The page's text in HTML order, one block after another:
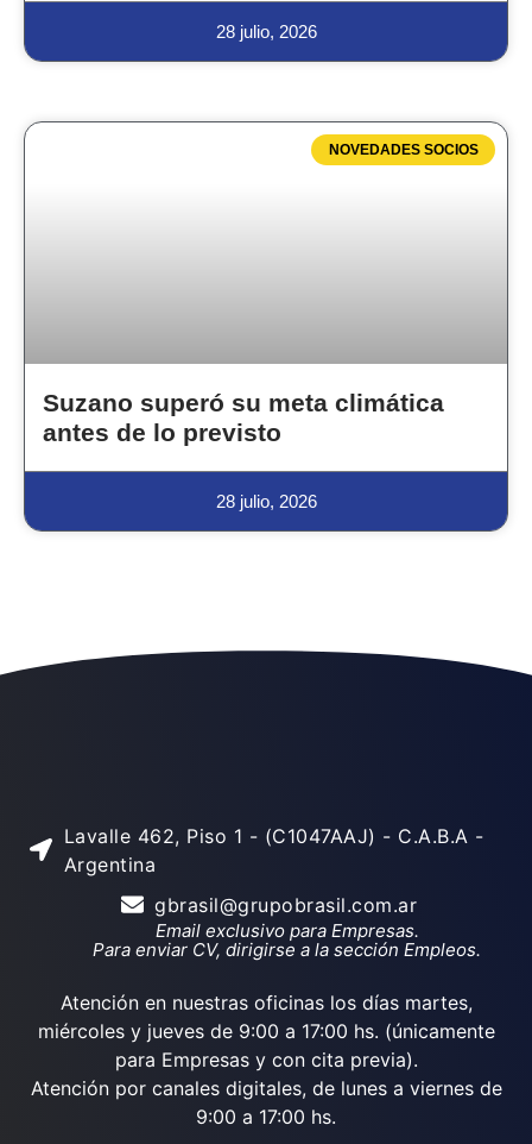
28 julio, 2026
NOVEDADES SOCIOS
Suzano superó su meta climática
antes de lo previsto
28 julio, 2026
Lavalle 462, Piso 1 - (C1047AAJ) - C.A.B.A -
Argentina
gbrasil@grupobrasil.com.ar
Email exclusivo para Empresas.
Para enviar CV, dirigirse a la sección Empleos.
Atención en nuestras oficinas los días martes,
miércoles y jueves de 9:00 a 17:00 hs. (únicamente
para Empresas y con cita previa).
Atención por canales digitales, de lunes a viernes de
9:00 a 17:00 hs.